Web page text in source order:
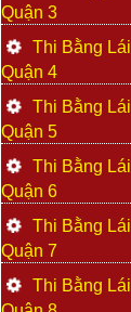
Quận 3
Thi Bằng
Quận 4
Thi Bằng
Quận 5
Thi Bằng
Quận 6
Thi Bằng
Quận 7
Thi Bằng